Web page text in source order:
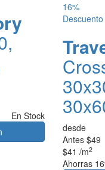
En Stock
16%
Descuento
desde
Antes $49
$41 /m2
Ahorras